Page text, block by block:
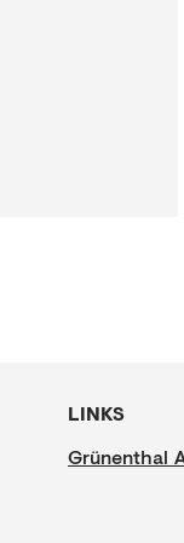
LINKS
Grünenthal